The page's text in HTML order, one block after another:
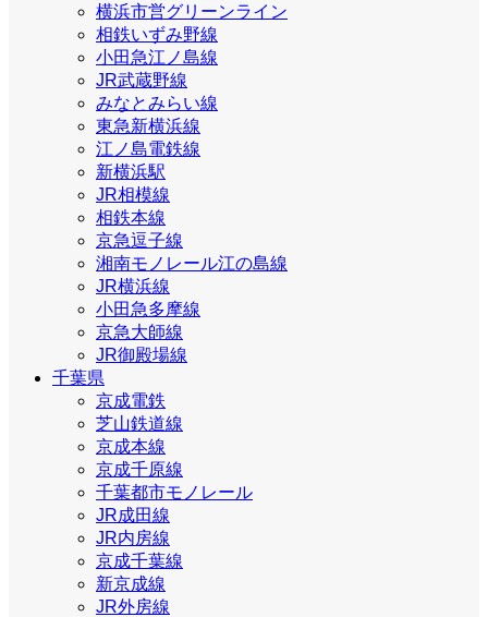
横浜市営グリーンライン
相鉄いずみ野線
小田急江ノ島線
JR武蔵野線
みなとみらい線
東急新横浜線
江ノ島電鉄線
新横浜駅
JR相模線
相鉄本線
京急逗子線
湘南モノレール江の島線
JR横浜線
小田急多摩線
京急大師線
JR御殿場線
千葉県
京成電鉄
芝山鉄道線
京成本線
京成千原線
千葉都市モノレール
JR成田線
JR内房線
京成千葉線
新京成線
JR外房線